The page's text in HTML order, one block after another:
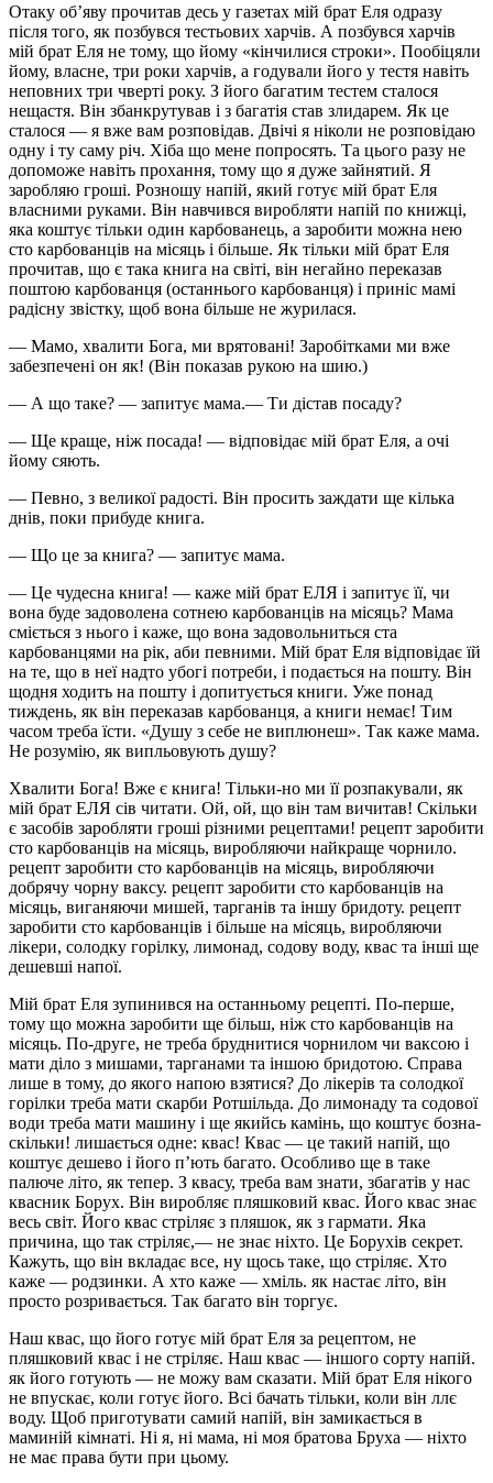
Отаку об’яву прочитав десь у газетах мій брат Еля одразу
після того, як позбувся тестьових харчів. А позбувся харчів
мій брат Еля не тому, що йому «кінчилися строки». Пообіцяли
йому, власне, три роки харчів, а годували його у тестя навіть
неповних три чверті року. З його багатим тестем сталося
нещастя. Він збанкрутував і з багатія став злидарем. Як це
сталося — я вже вам розповідав. Двічі я ніколи не розповідаю
одну і ту саму річ. Хіба що мене попросять. Та цього разу не
допоможе навіть прохання, тому що я дуже зайнятий. Я
заробляю гроші. Розношу напій, який готує мій брат Еля
власними руками. Він навчився виробляти напій по книжці,
яка коштує тільки один карбованець, а заробити можна нею
сто карбованців на місяць і більше. Як тільки мій брат Еля
прочитав, що є така книга на світі, він негайно переказав
поштою карбованця (останнього карбованця) і приніс мамі
радісну звістку, щоб вона більше не журилася.
— Мамо, хвалити Бога, ми врятовані! Заробітками ми вже
забезпечені он як! (Він показав рукою на шию.)
— А що таке? — запитує мама.— Ти дістав посаду?
— Ще краще, ніж посада! — відповідає мій брат Еля, а очі
йому сяють.
— Певно, з великої радості. Він просить заждати ще кілька
днів, поки прибуде книга.
— Що це за книга? — запитує мама.
— Це чудесна книга! — каже мій брат ЕЛЯ і запитує її, чи
вона буде задоволена сотнею карбованців на місяць? Мама
сміється з нього і каже, що вона задовольниться ста
карбованцями на рік, аби певними. Мій брат Еля відповідає їй
на те, що в неї надто убогі потреби, і подається на пошту. Він
щодня ходить на пошту і допитується книги. Уже понад
тиждень, як він переказав карбованця, а книги немає! Тим
часом треба їсти. «Душу з себе не виплюнеш». Так каже мама.
Не розумію, як випльовують душу?
Хвалити Бога! Вже є книга! Тільки-но ми її розпакували, як
мій брат ЕЛЯ сів читати. Ой, ой, що він там вичитав! Скільки
є засобів заробляти гроші різними рецептами! рецепт заробити
сто карбованців на місяць, виробляючи найкраще чорнило.
рецепт заробити сто карбованців на місяць, виробляючи
добрячу чорну ваксу. рецепт заробити сто карбованців на
місяць, виганяючи мишей, тарганів та іншу бридоту. рецепт
заробити сто карбованців і більше на місяць, виробляючи
лікери, солодку горілку, лимонад, содову воду, квас та інші ще
дешевші напої.
Мій брат Еля зупинився на останньому рецепті. По-перше,
тому що можна заробити ще більш, ніж сто карбованців на
місяць. По-друге, не треба бруднитися чорнилом чи ваксою і
мати діло з мишами, тарганами та іншою бридотою. Справа
лише в тому, до якого напою взятися? До лікерів та солодкої
горілки треба мати скарби Ротшільда. До лимонаду та содової
води треба мати машину і ще якийсь камінь, що коштує бозна-
скільки! лишається одне: квас! Квас — це такий напій, що
коштує дешево і його п’ють багато. Особливо ще в таке
палюче літо, як тепер. З квасу, треба вам знати, збагатів у нас
квасник Борух. Він виробляє пляшковий квас. Його квас знає
весь світ. Його квас стріляє з пляшок, як з гармати. Яка
причина, що так стріляє,— не знає ніхто. Це Борухів секрет.
Кажуть, що він вкладає все, ну щось таке, що стріляє. Хто
каже — родзинки. А хто каже — хміль. як настає літо, він
просто розривається. Так багато він торгує.
Наш квас, що його готує мій брат Еля за рецептом, не
пляшковий квас і не стріляє. Наш квас — іншого сорту напій.
як його готують — не можу вам сказати. Мій брат Еля нікого
не впускає, коли готує його. Всі бачать тільки, коли він ллє
воду. Щоб приготувати самий напій, він замикається в
маминій кімнаті. Ні я, ні мама, ні моя братова Бруха — ніхто
не має права бути при цьому.